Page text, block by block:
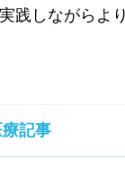
践しながらよ
療記事